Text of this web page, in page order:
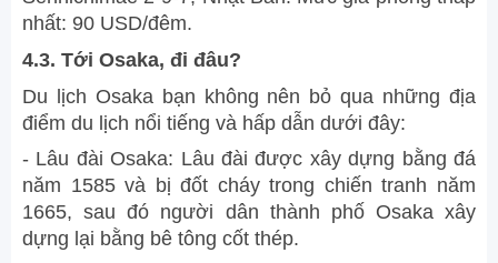
nhất: 90 USD/đêm.
4.3. Tới Osaka, đi đâu?
Du lịch Osaka bạn không nên bỏ qua những địa
điểm du lịch nổi tiếng và hấp dẫn dưới đây:
- Lâu đài Osaka: Lâu đài được xây dựng bằng đá
năm 1585 và bị đốt cháy trong chiến tranh năm
1665, sau đó người dân thành phố Osaka xây
dựng lại bằng bê tông cốt thép.